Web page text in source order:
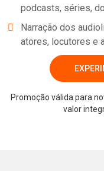
podcasts, séries,
Narração dos
atores, locutores e
Promoção válida para
valor